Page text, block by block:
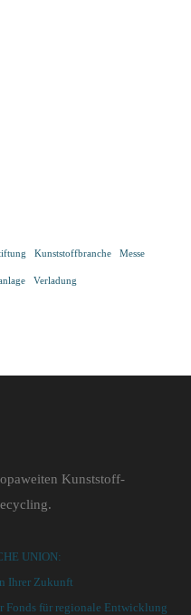
Kunststoffbranche Messe
Verladung
Kunststoff-
UNION:
Ihrer Zukunft
Fonds für regionale Entwicklung